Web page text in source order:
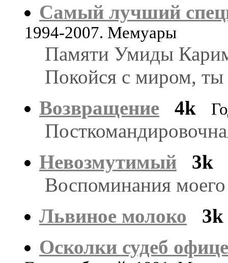
Самый лучший
1994-2007. Мемуары
Памяти Умиды
Покойся с миром,
Возвращение
4k
Невозмутимый
3k
Воспоминания
Львиное молоко
3k
Осколки судеб